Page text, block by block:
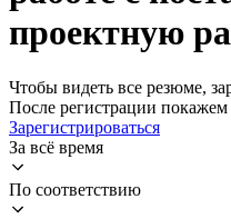
проектную
Чтобы видеть все резюме,
После регистрации
Зарегистрироваться
За всё время
По соответствию